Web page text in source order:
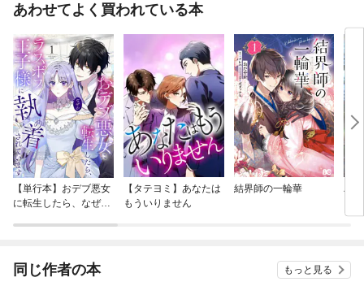
あわせてよく買われている本
【単行本】おデブ悪女
に転生したら、なぜか
【タテヨミ】あなたは
もういりません
結界師の一輪華
バ
今
同じ作者の本 もっと見る